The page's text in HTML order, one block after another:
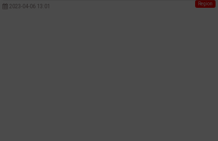
Region
2023-04-06 13:01